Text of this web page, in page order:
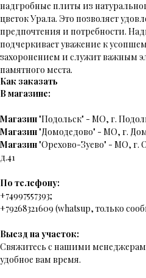
надгробные плиты из
цветок Урала. Это позволяет
предпочтения и потребности.
подчеркивает уважение к
захоронением и служит важным
памятного места.
Как заказать
В магазине:
Магазин"Подольск" - МО, г.
Магазин"Домодедово" - МО, г.
Магазин"Орехово-Зуево" - МО, г.
д.41
По телефону:
+74997557393;
+79268321609 (whatsup, только
Выезд на участок:
Свяжитесь с нашими
удобное вам время.